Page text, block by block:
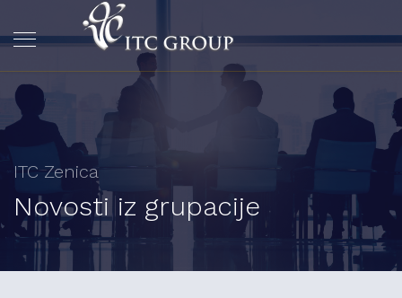
ITC Zenica
Novosti iz grupacije